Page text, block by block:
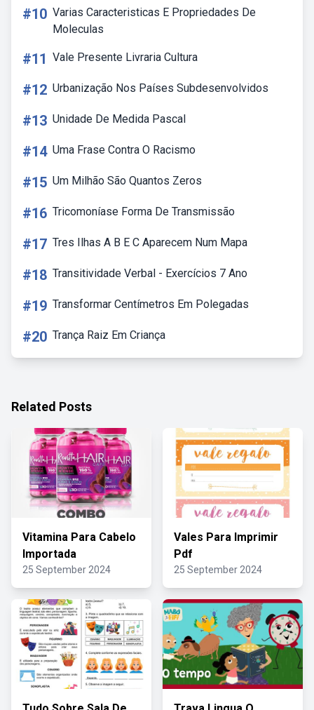
#10 Varias Caracteristicas E Propriedades De
Moleculas
#11 Vale Presente Livraria Cultura
#12 Urbanização Nos Países Subdesenvolvidos
#13 Unidade De Medida Pascal
#14 Uma Frase Contra O Racismo
#15 Um Milhão São Quantos Zeros
#16 Tricomoníase Forma De Transmissão
#17 Tres Ilhas A B E C Aparecem Num Mapa
#18 Transitividade Verbal - Exercícios 7 Ano
#19 Transformar Centímetros Em Polegadas
#20 Trança Raiz Em Criança
Related Posts
Vitamina Para Cabelo
Importada
25 September 2024
Vales Para Imprimir
Pdf
25 September 2024